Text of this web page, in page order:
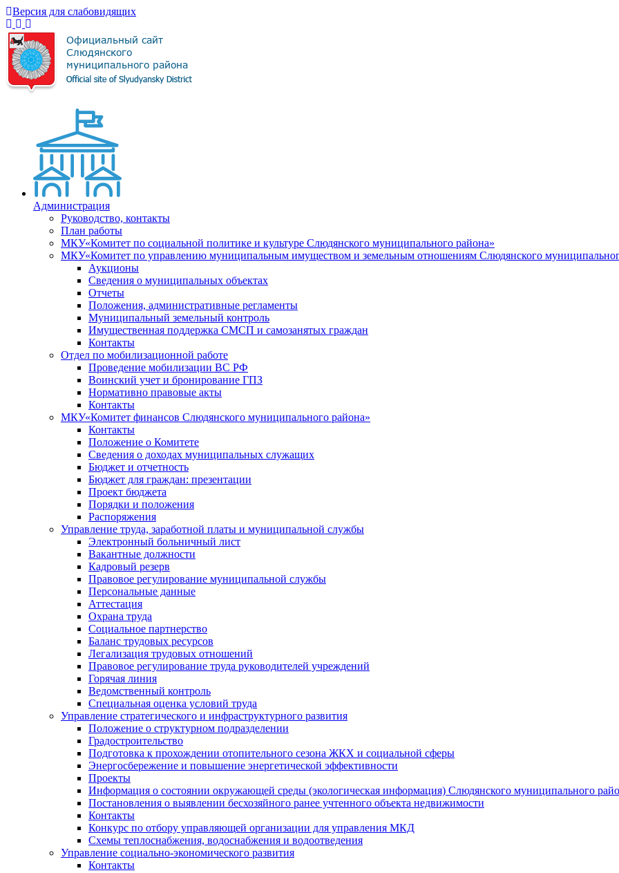
Версия для слабовидящих
Администрация
Руководство, контакты
План работы
МКУ«Комитет по социальной политике и культуре Слюдянского муниципального района»
МКУ«Комитет по управлению муниципальным имуществом и земельным отношениям Слюдянского
Аукционы
Сведения о муниципальных объектах
Отчеты
Положения, административные регламенты
Муниципальный земельный контроль
Имущественная поддержка СМСП и самозанятых граждан
Контакты
Отдел по мобилизационной работе
Проведение мобилизации ВС РФ
Воинский учет и бронирование ГПЗ
Нормативно правовые акты
Контакты
МКУ«Комитет финансов Слюдянского муниципального района»
Контакты
Положение о Комитете
Сведения о доходах муниципальных служащих
Бюджет и отчетность
Бюджет для граждан: презентации
Проект бюджета
Порядки и положения
Распоряжения
Управление труда, заработной платы и муниципальной службы
Электронный больничный лист
Вакантные должности
Кадровый резерв
Правовое регулирование муниципальной службы
Персональные данные
Аттестация
Охрана труда
Социальное партнерство
Баланс трудовых ресурсов
Легализация трудовых отношений
Правовое регулирование труда руководителей учреждений
Горячая линия
Ведомственный контроль
Специальная оценка условий труда
Управление стратегического и инфраструктурного развития
Положение о структурном подразделении
Градостроительство
Подготовка к прохождении отопительного сезона ЖКХ и социальной сферы
Энергосбережение и повышение энергетической эффективности
Проекты
Информация о состоянии окружающей среды (экологическая информация) Слюдянского муниципального
Постановления о выявлении бесхозяйного ранее учтенного объекта недвижимости
Контакты
Конкурс по отбору управляющей организации для управления МКД
Схемы теплоснабжения, водоснабжения и водоотведения
Управление социально-экономического развития
Контакты